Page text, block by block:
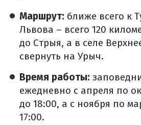
Маршрут: ближе всего к
Львова – всего 120
до Стрыя, а в селе
свернуть на Урыч.
Время работы:
ежедневно с апреля по
до 18:00, а с ноября по
17:00.